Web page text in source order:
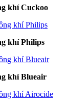
khí Cuckoo
khí Philips
khí Blueair